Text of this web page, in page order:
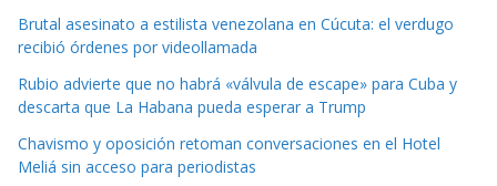
Brutal asesinato a estilista venezolana en Cúcuta: el verdugo
recibió órdenes por videollamada
Rubio advierte que no habrá «válvula de escape» para Cuba y
descarta que La Habana pueda esperar a Trump
Chavismo y oposición retoman conversaciones en el Hotel
Meliá sin acceso para periodistas